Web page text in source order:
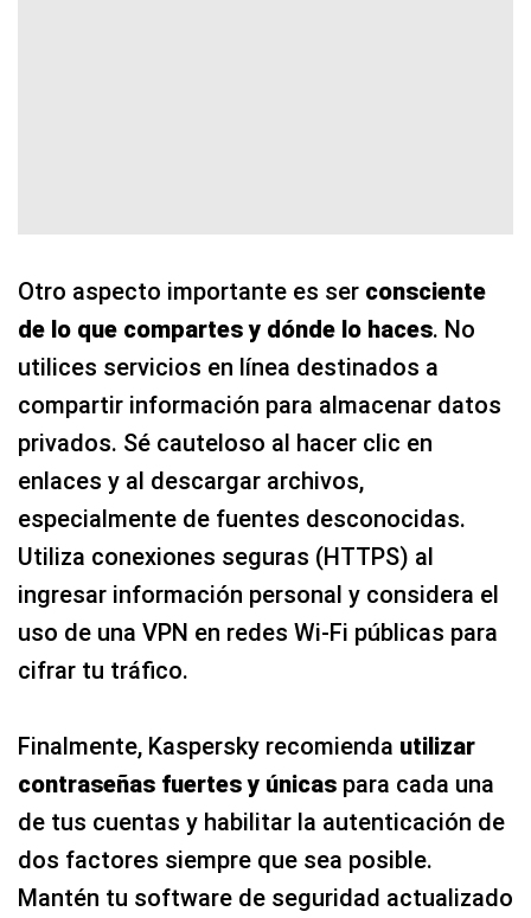
Otro aspecto importante es ser consciente
de lo que compartes y dónde lo haces. No
utilices servicios en línea destinados a
compartir información para almacenar datos
privados. Sé cauteloso al hacer clic en
enlaces y al descargar archivos,
especialmente de fuentes desconocidas.
Utiliza conexiones seguras (HTTPS) al
ingresar información personal y considera el
uso de una VPN en redes Wi-Fi públicas para
cifrar tu tráfico.
Finalmente, Kaspersky recomienda utilizar
contraseñas fuertes y únicas para cada una
de tus cuentas y habilitar la autenticación de
dos factores siempre que sea posible.
Mantén tu software de seguridad actualizado